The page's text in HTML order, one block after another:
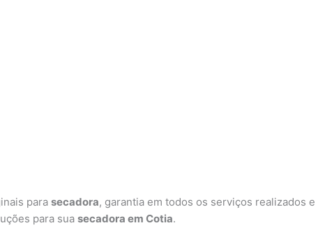
parasecadora, garantia em todos os serviços realizados e
para suasecadora em Cotia.